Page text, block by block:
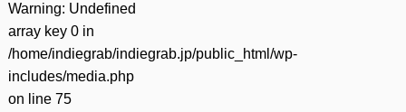
Warning: Undefined
array key 0 in
/home/indiegrab/indiegrab.jp/public_html/wp-
includes/media.php
on line 75